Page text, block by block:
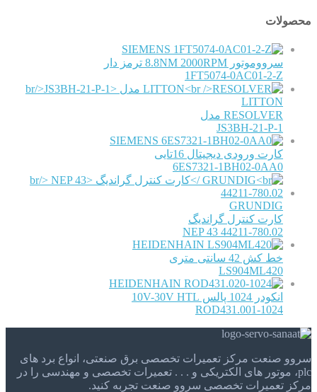
محصولات
SIEMENS
سرووموتور 8.8NM 2000RPM ترمز دار
1FT5074-0AC01-2-Z
LITTON
RESOLVER مدل
JS3BH-21-P-1
SIEMENS
کارت ورودی دیجیتال 16تایی
6ES7321-1BH02-0AA0
GRUNDIG
کارت کنترل گراندیگ
NEP 43 44211-780.02
HEIDENHAIN
خط کش 42 سانتی متری
LS904ML420
HEIDENHAIN
انکودر 1024 پالس 10V-30V HTL
ROD431.001-1024
سروو صنعت مرکز تعمیرات تخصصی برق صنعتی، انواع برد های
plc، موتور های الکتریکی و . . . تعمیرات تخصصی و مهندسی را در
مرکز تعمیرات تخصصی سروو صنعت تجربه کنید.